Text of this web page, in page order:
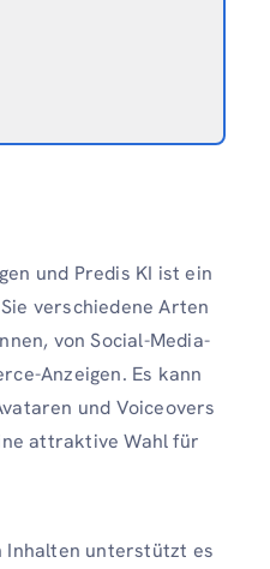
und Predis KI ist ein
verschiedene Arten
von Social-Media-
Anzeigen. Es kann
und Voiceovers
attraktive Wahl für
Inhalten unterstützt es